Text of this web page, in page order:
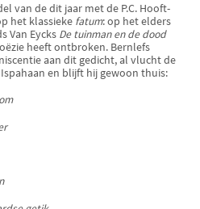
van de dit jaar met de P.C. Hooft-
het klassieke fatum: op het elders
Van Eycks De tuinman en de dood
heeft ontbroken. Bernlefs
aan dit gedicht, al vlucht de
en blijft hij gewoon thuis: